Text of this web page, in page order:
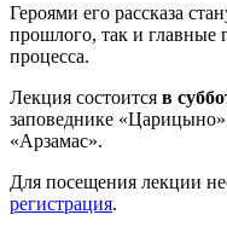
Героями его рассказа
прошлого, так и главные
процесса.
Лекция состоится в
заповеднике «Царицыно»
«Арзамас».
Для посещения лекции
регистрация.